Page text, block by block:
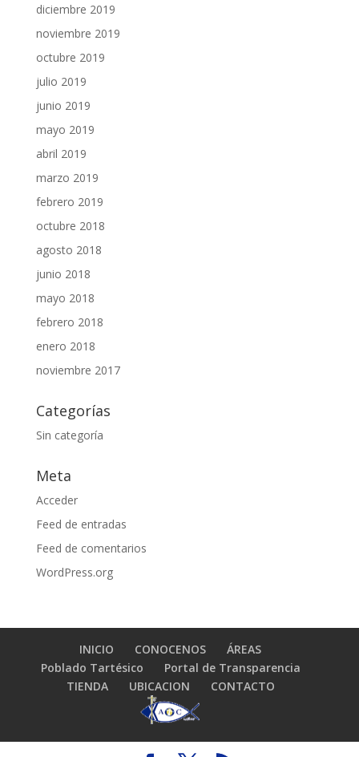
diciembre 2019
noviembre 2019
octubre 2019
julio 2019
junio 2019
mayo 2019
abril 2019
marzo 2019
febrero 2019
octubre 2018
agosto 2018
junio 2018
mayo 2018
febrero 2018
enero 2018
noviembre 2017
Categorías
Sin categoría
Meta
Acceder
Feed de entradas
Feed de comentarios
WordPress.org
INICIO CONOCENOS
ÁREAS
Poblado Tartésico
Portal de Transparencia
TIENDA
UBICACION CONTACTO